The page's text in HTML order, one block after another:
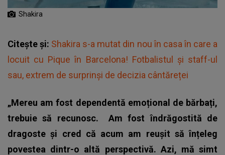
Shakira
Citește și: Shakira s-a mutat din nou în casa în care a
locuit cu Pique în Barcelona! Fotbalistul și staff-ul
sau, extrem de surprinși de decizia cântăreței
„Mereu am fost dependentă emoțional de bărbați,
trebuie să recunosc.Am fost îndrăgostită de
dragoste și cred că acum am reușit să înțeleg
povestea dintr-o altă perspectivă. Azi, mă simt